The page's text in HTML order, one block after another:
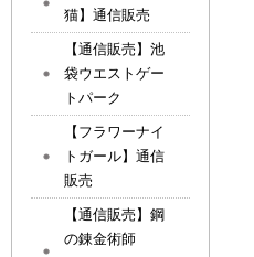
猫】通信販売
【通信販売】池
袋ウエストゲー
トパーク
【フラワーナイ
トガール】通信
販売
【通信販売】鋼
の錬金術師